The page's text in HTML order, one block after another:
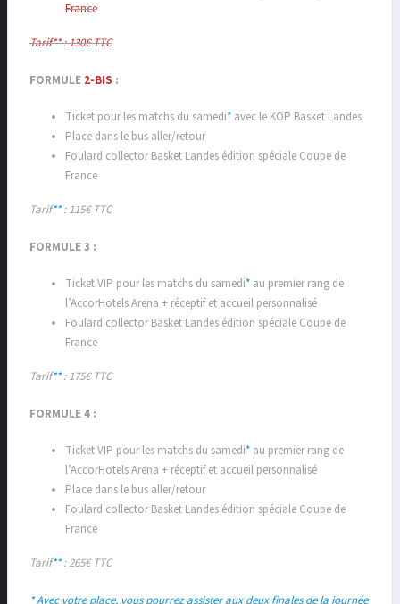
France
Tarif** : 130€TTC
FORMULE 2-BIS :
Ticket pour les matchs du samedi* avec le KOP Basket Landes
Place dans le bus aller/retour
Foulard collector Basket Landes édition spéciale Coupe de
France
Tarif**: 115€ TTC
FORMULE 3 :
Ticket VIP pour les matchs du samedi* au premier rang de
l’AccorHotels Arena + ​réceptif et accueil personnalisé
Foulard collector Basket Landes édition spéciale Coupe de
France
Tarif**: 175€ TTC
FORMULE 4 :
Ticket VIP pour les matchs du samedi* au premier rang de
l’AccorHotels Arena + ​réceptif et accueil personnalisé
Place dans le bus aller/retour
Foulard collector Basket Landes édition spéciale Coupe de
France
Tarif**: 265€ TTC
* Avec votre place, vous pourrez assister aux deux finales de la journée